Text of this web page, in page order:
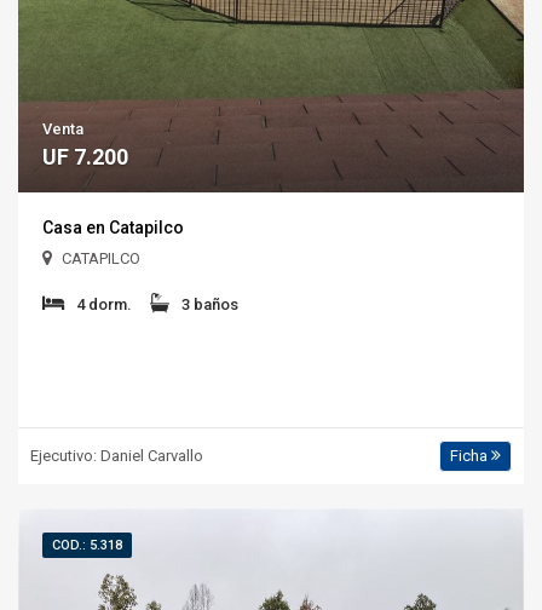
Venta
UF 7.200
Casa en Catapilco
CATAPILCO
4 dorm. 3 baños
Ejecutivo: Daniel Carvallo Ficha
COD.: 5.318